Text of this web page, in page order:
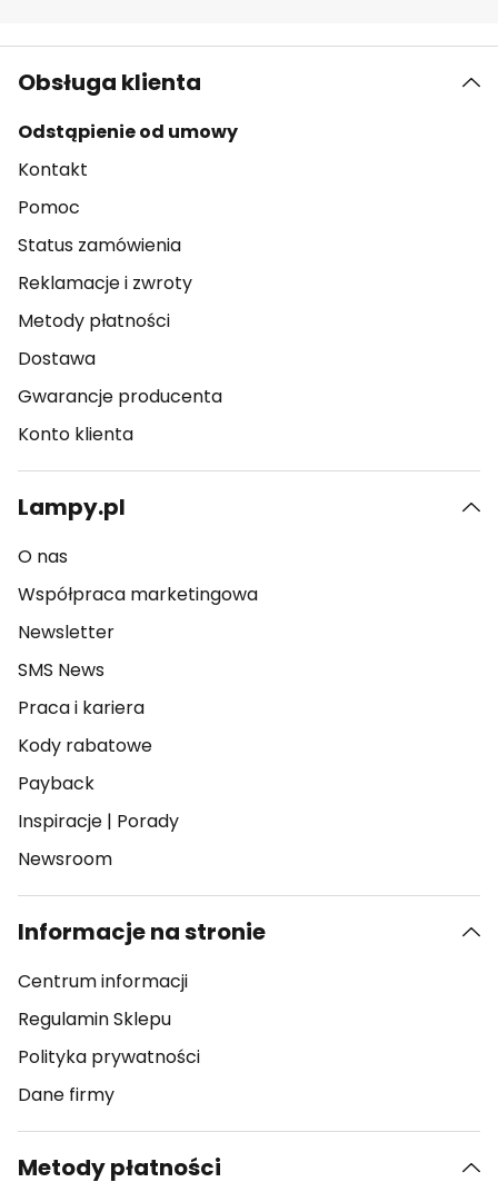
Obsługa klienta
Odstąpienie od umowy
Kontakt
Pomoc
Status zamówienia
Reklamacje i zwroty
Metody płatności
Dostawa
Gwarancje producenta
Konto klienta
Lampy.pl
O nas
Współpraca marketingowa
Newsletter
SMS News
Praca i kariera
Kody rabatowe
Payback
Inspiracje | Porady
Newsroom
Informacje na stronie
Centrum informacji
Regulamin Sklepu
Polityka prywatności
Dane firmy
Metody płatności